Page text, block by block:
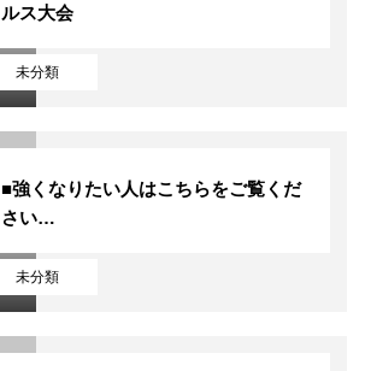
未分類
ルス大会
未分類
■強くなりたい人はこちらをご覧くだ
さい…